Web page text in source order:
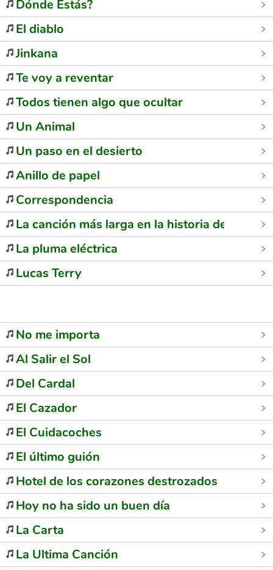
Dónde Estás?
El diablo
Jinkana
Te voy a reventar
Todos tienen algo que ocultar
Un Animal
Un paso en el desierto
Anillo de papel
Correspondencia
La canción más larga en la historia de la radio
La pluma eléctrica
Lucas Terry
No me importa
Al Salir el Sol
Del Cardal
El Cazador
El Cuidacoches
El último guión
Hotel de los corazones destrozados
Hoy no ha sido un buen día
La Carta
La Ultima Canción